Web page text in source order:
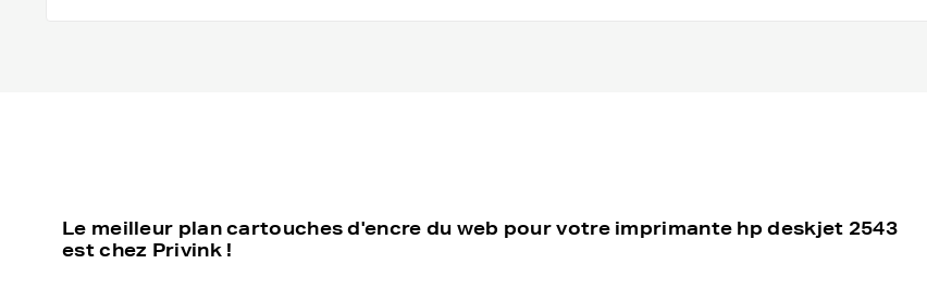
Le meilleur plan cartouches d'encre du web pour votre imprimante hp deskjet 2543
est chez Privink !